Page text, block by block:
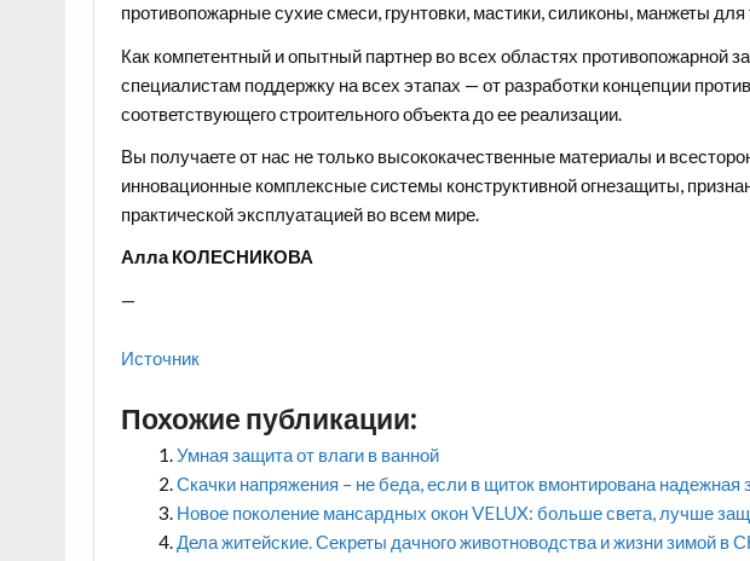
противопожарные сухие смеси, грунтовки, мастики, силиконы, манжеты для
Как компетентный и опытный партнер во всех областях противопожарной
специалистам поддержку на всех этапах — от разработки концепции
соответствующего строительного объекта до ее реализации.
Вы получаете от нас не только высококачественные материалы и
инновационные комплексные системы конструктивной огнезащиты,
практической эксплуатацией во всем мире.
Алла КОЛЕСНИКОВА
—
Источник
Похожие публикации:
Умная защита от влаги в ванной
Скачки напряжения – не беда, если в щиток вмонтирована надежная
Новое поколение мансардных окон VELUX: больше света, лучше
Дела житейские. Секреты дачного животноводства и жизни зимой в